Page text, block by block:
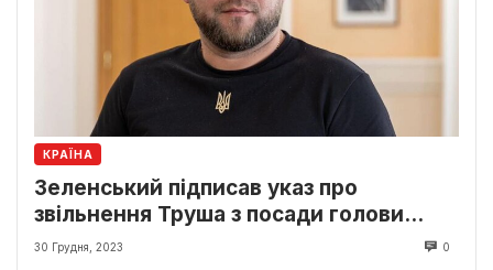
КРАЇНА
Зеленський підписав указ про
звільнення Труша з посади голови
Тернопільської ОДА
30 Грудня, 2023 0